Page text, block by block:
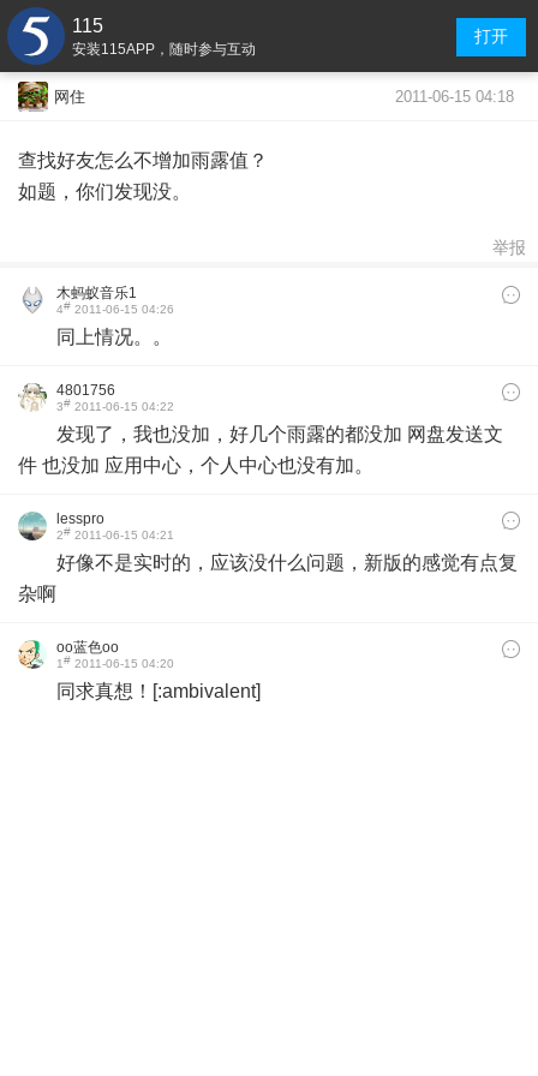
115
安装115APP，随时参与互动
打开
网住 2011-06-15 04:18
查找好友怎么不增加雨露值？
如题，你们发现没。
举报
木蚂蚁音乐1
4# 2011-06-15 04:26
同上情况。。
4801756
3# 2011-06-15 04:22
发现了，我也没加，好几个雨露的都没加 网盘发送文
件 也没加 应用中心，个人中心也没有加。
lesspro
2# 2011-06-15 04:21
好像不是实时的，应该没什么问题，新版的感觉有点复
杂啊
oo蓝色oo
1# 2011-06-15 04:20
同求真想！[:ambivalent]